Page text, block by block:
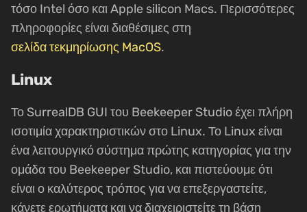
τόσο Intel όσο και Apple silicon Macs. Περισσότερες
πληροφορίες είναι διαθέσιμες στη
σελίδα τεκμηρίωσης MacOS.
Linux
Το SurrealDB GUI του Beekeeper Studio έχει πλήρη
ισοτιμία χαρακτηριστικών στο Linux. Το Linux είναι
ένα λειτουργικό σύστημα πρώτης κατηγορίας για την
ομάδα του Beekeeper Studio, και πιστεύουμε ότι
είναι ο καλύτερος τρόπος για να επεξεργαστείτε,
κάνετε ερωτήματα και να διαχειριστείτε τη βάση